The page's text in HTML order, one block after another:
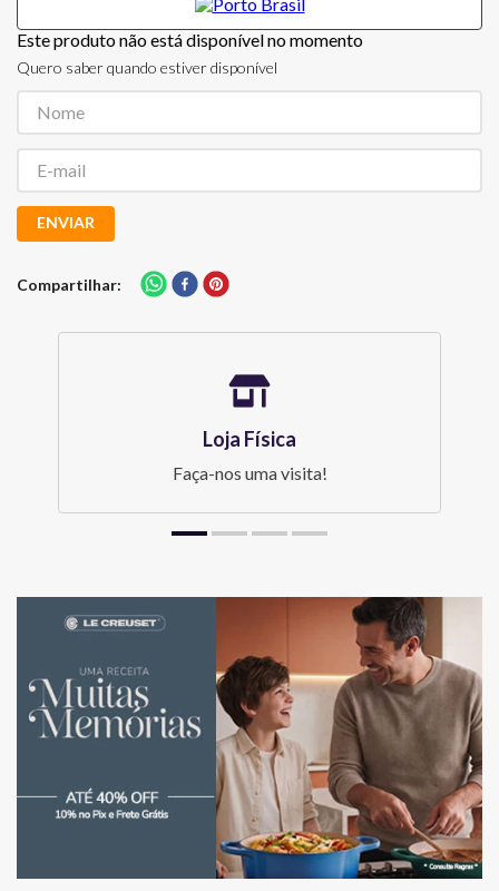
Este produto não está disponível no momento
Quero saber quando estiver disponível
ENVIAR
Compartilhar
Loja Física
Faça-nos uma visita!